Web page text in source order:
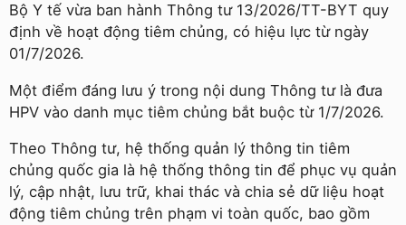
Bộ Y tế vừa ban hành Thông tư 13/2026/TT-BYT quy
định về hoạt động tiêm chủng, có hiệu lực từ ngày
01/7/2026.
Một điểm đáng lưu ý trong nội dung Thông tư là đưa
HPV vào danh mục tiêm chủng bắt buộc từ 1/7/2026.
Theo Thông tư, hệ thống quản lý thông tin tiêm
chủng quốc gia là hệ thống thông tin để phục vụ quản
lý, cập nhật, lưu trữ, khai thác và chia sẻ dữ liệu hoạt
động tiêm chủng trên phạm vi toàn quốc, bao gồm